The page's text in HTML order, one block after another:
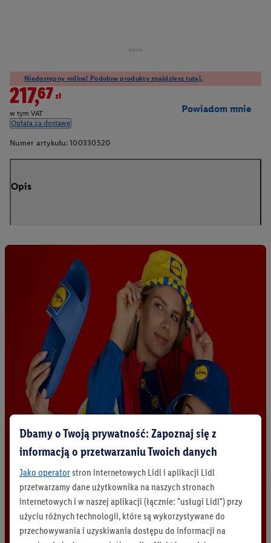
Niedostępny online! Podobne produkty znajdziesz tutaj.
217,67zł
w tym VAT
Opłata za dostawę
Powiadom mnie
Numer artykułu: 100330520
Opis
Dbamy o Twoją prywatność: Zapoznaj się z
informacją o przetwarzaniu Twoich danych
Jako operatorstron internetowych Lidl i aplikacji Lidl
przetwarzamy dane użytkownika na naszych stronach
internetowych i w naszej aplikacji (łącznie: "usługi Lidl") przy
użyciu różnych technologii, które są wykorzystywane do
przechowywania i uzyskiwania dostępu do informacji na